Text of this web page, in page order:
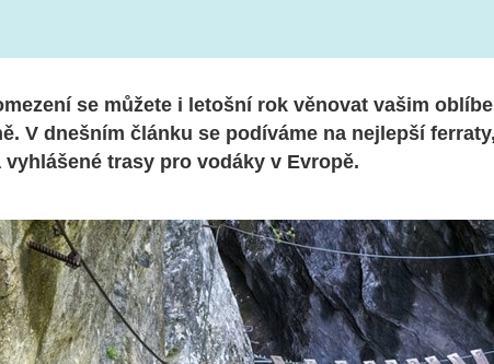
se můžete i letošní rok věnovat vašim
V dnešním článku se podíváme na nejlepší
trasy pro vodáky v Evropě.